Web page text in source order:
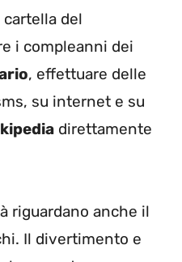
del
i compleanni dei
, effettuare delle
su internet e su
direttamente
riguardano anche il
Il divertimento e